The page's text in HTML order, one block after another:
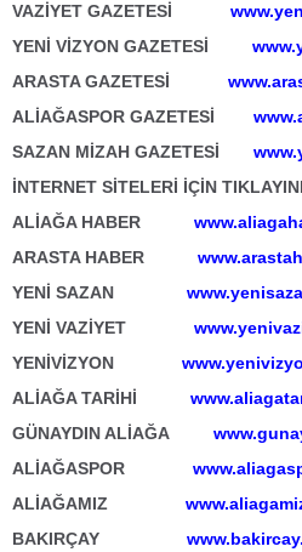
VAZİYET GAZETESİ
YENİ VİZYON GAZETESİ
ARASTA GAZETESİ
ALİAĞASPOR GAZETESİ
SAZAN MİZAH GAZETESİ
İNTERNET SİTELERİ İÇİN
ALİAĞA HABER
ARASTA HABER
YENİ SAZAN
YENİ VAZİYET
YENİVİZYON
ALİAĞA TARİHİ
GÜNAYDIN ALİAĞA
ALİAĞASPOR
ALİAĞAMIZ
BAKIRÇAY